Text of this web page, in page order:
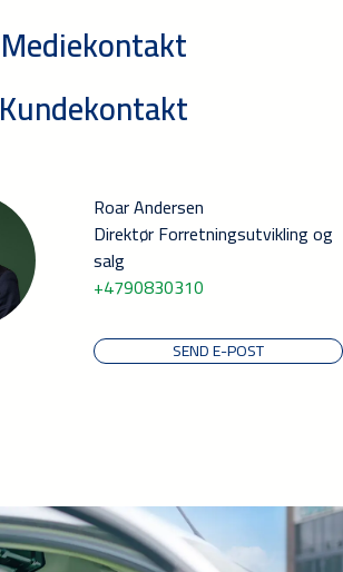
Mediekontakt
Kundekontakt
Roar Andersen
Direktør Forretningsutvikling og
salg
+4790830310
SEND E-POST